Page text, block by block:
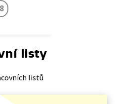
8
listy
listů